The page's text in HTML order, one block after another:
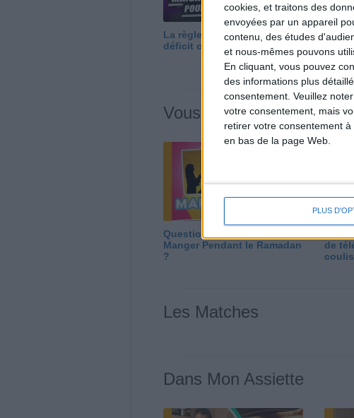
cookies, et traitons des
envoyées par un appareil
contenu, des études
et nous-mêmes pouvons
En cliquant, vous pouvez
des informations plus
consentement. Veuillez
votre consentement, mais
retirer votre consentement
en bas de la page Web.
PLUS
La règle N°1 pour maigrir : le
déficit calorique
est
Vous m'avez demandé
Question/Réponse : Que
Manger Pendant le Ramadan
?
de
Les Matches
Dans Mon Assiette